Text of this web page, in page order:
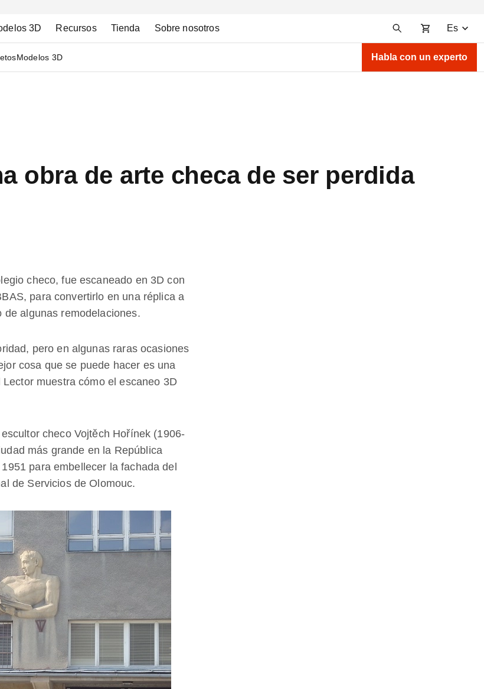
3D Recursos Tienda Sobre nosotros Es
Modelos 3D Habla con un experto
obra de arte checa de ser perdida
checo, fue escaneado en 3D con
para convertirlo en una réplica a
algunas remodelaciones.
pero en algunas raras ocasiones
cosa que se puede hacer es una
muestra cómo el escaneo 3D
checo Vojtěch Hořínek (1906-
más grande en la República
para embellecer la fachada del
de Servicios de Olomouc.